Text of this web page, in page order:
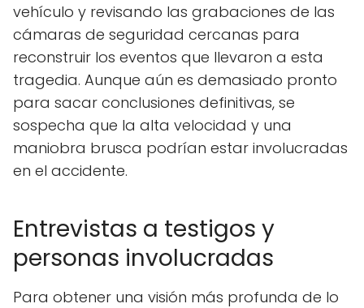
vehículo y revisando las grabaciones de las
cámaras de seguridad cercanas para
reconstruir los eventos que llevaron a esta
tragedia. Aunque aún es demasiado pronto
para sacar conclusiones definitivas, se
sospecha que la alta velocidad y una
maniobra brusca podrían estar involucradas
en el accidente.
Entrevistas a testigos y
personas involucradas
Para obtener una visión más profunda de lo